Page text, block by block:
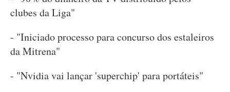
clubes da Liga"
- "Iniciado processo para concurso dos estaleiros
da Mitrena"
- "Nvidia vai lançar 'superchip' para portáteis"